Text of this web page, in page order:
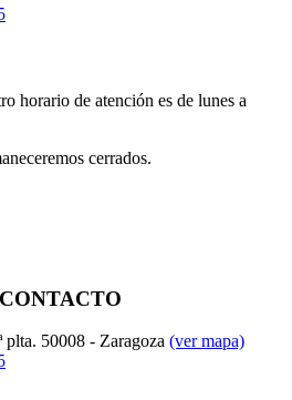
horario de atención es de lunes a
cerrados.
plta. 50008 - Zaragoza (ver mapa)